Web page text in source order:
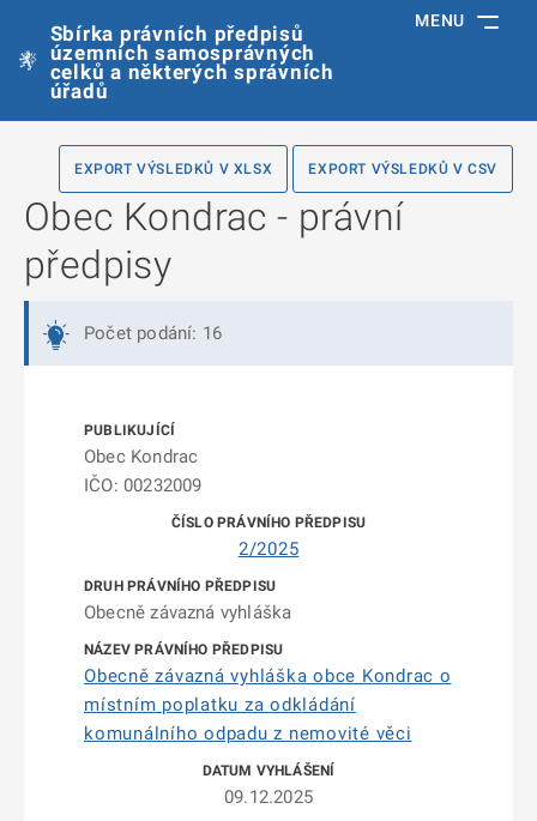
Sbírka právních předpisů
územních samosprávných
celků a některých správních
úřadů
MENU
EXPORT VÝSLEDKŮ V XLSX EXPORT VÝSLEDKŮ V CSV
Obec Kondrac - právní
předpisy
Počet podání: 16
Obec Kondrac
IČO: 00232009
2/2025
Obecně závazná vyhláška
Obecně závazná vyhláška obce Kondrac o
místním poplatku za odkládání
komunálního odpadu z nemovité věci
09.12.2025